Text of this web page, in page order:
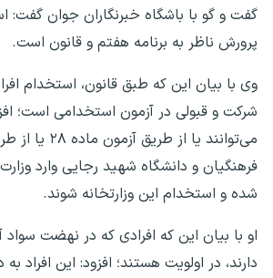
گفت و گو با باشگاه خبرنگاران جوان گفت:
پرورش ناظر به برنامه هفتم و قانون است.
وی با بیان این که طبق قانون، استخدام
شرکت و قبولی در آزمون استخدامی است؛
می‌توانند یا از
فرهنگیان و دانشگاه شهید رجایی وارد
شده و استخدام این وزارتخانه شوند.
او با بیان این که افرادی که در نهضت سواد
دارند، در اولویت هستند؛ افزود: این افراد